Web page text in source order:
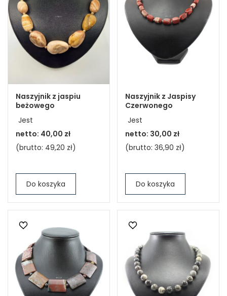
Naszyjnik z jaspiu
beżowego
Jest
netto: 40,00 zł
(brutto: 49,20 zł)
Do koszyka
Naszyjnik z Jaspisy
Czerwonego
Jest
netto: 30,00 zł
(brutto: 36,90 zł)
Do koszyka